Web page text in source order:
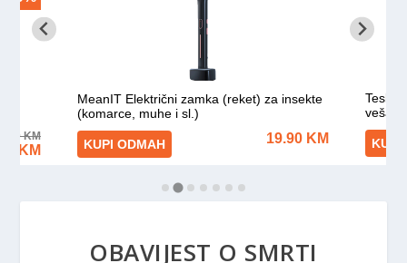
OBAVIJEST O SMRTI